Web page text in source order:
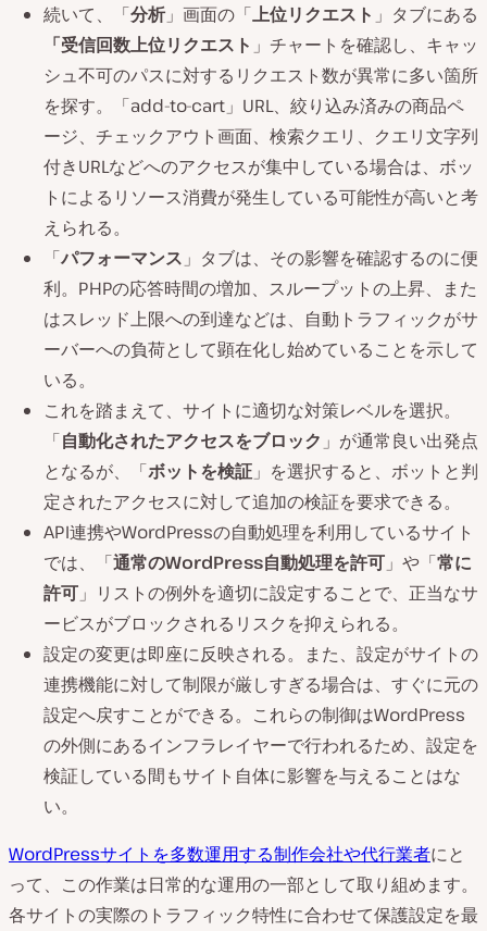
続いて、「分析 」画面の「上位リクエスト 」タブにある
「受信回数上位リクエスト 」チャートを確認し、キャッ
シュ不可のパスに対するリクエスト数が異常に多い箇所
を探す。「add-to-cart」URL、絞り込み済みの商品ペ
ージ、チェックアウト画面、検索クエリ、クエリ文字列
付きURLなどへのアクセスが集中している場合は、ボッ
トによるリソース消費が発生している可能性が高いと考
えられる。
「パフォーマンス 」タブは、その影響を確認するのに便
利。PHPの応答時間の増加、スループットの上昇、また
はスレッド上限への到達などは、自動トラフィックがサ
ーバーへの負荷として顕在化し始めていることを示して
いる。
これを踏まえて、サイトに適切な対策レベルを選択。
「自動化されたアクセスをブロック 」が通常良い出発点
となるが、「ボットを検証 」を選択すると、ボットと判
定されたアクセスに対して追加の検証を要求できる。
API連携やWordPressの自動処理を利用しているサイト
では、「通常のWordPress自動処理を許可 」や「常に
許可 」リストの例外を適切に設定することで、正当なサ
ービスがブロックされるリスクを抑えられる。
設定の変更は即座に反映される。また、設定がサイトの
連携機能に対して制限が厳しすぎる場合は、すぐに元の
設定へ戻すことができる。これらの制御はWordPress
の外側にあるインフラレイヤーで行われるため、設定を
検証している間もサイト自体に影響を与えることはな
い。
WordPressサイトを多数運用する制作会社や代行業者にと
って、この作業は日常的な運用の一部として取り組めます。
各サイトの実際のトラフィック特性に合わせて保護設定を最